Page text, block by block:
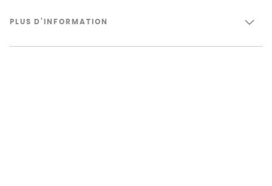
PLUS D’INFORMATION